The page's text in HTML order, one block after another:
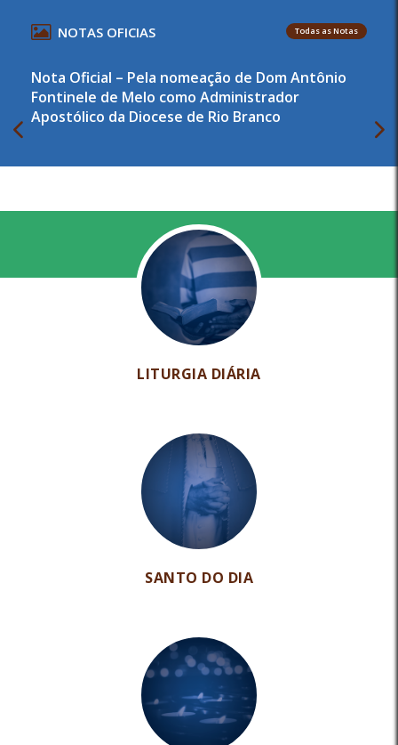
NOTAS OFICIAS Todas as Notas
Nota Oficial – Pela nomeação de Dom Antônio
Fontinele de Melo como Administrador
Apostólico da Diocese de Rio Branco
LITURGIA DIÁRIA
SANTO DO DIA